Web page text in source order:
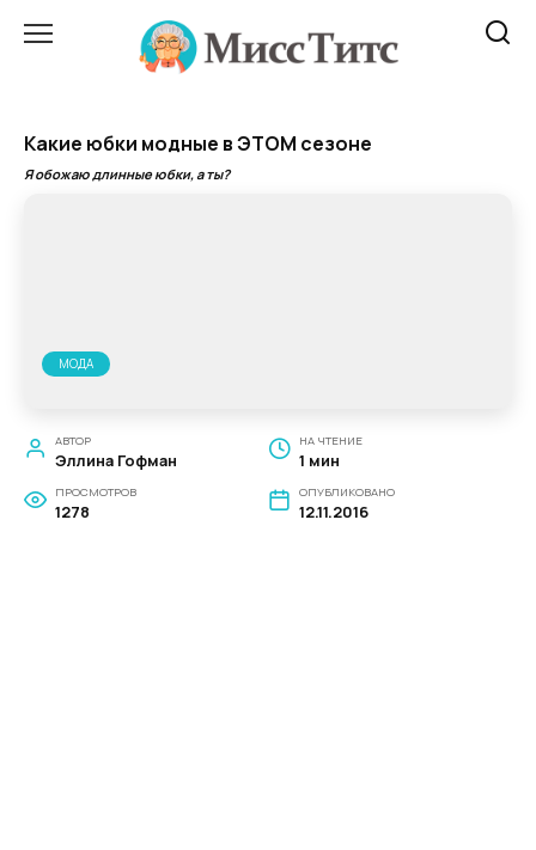
Какие юбки модные в ЭТОМ сезоне
Я обожаю длинные юбки, а ты?
МОДА
АВТОР
Эллина Гофман
НА ЧТЕНИЕ
1 мин
ПРОСМОТРОВ
1278
ОПУБЛИКОВАНО
12.11.2016